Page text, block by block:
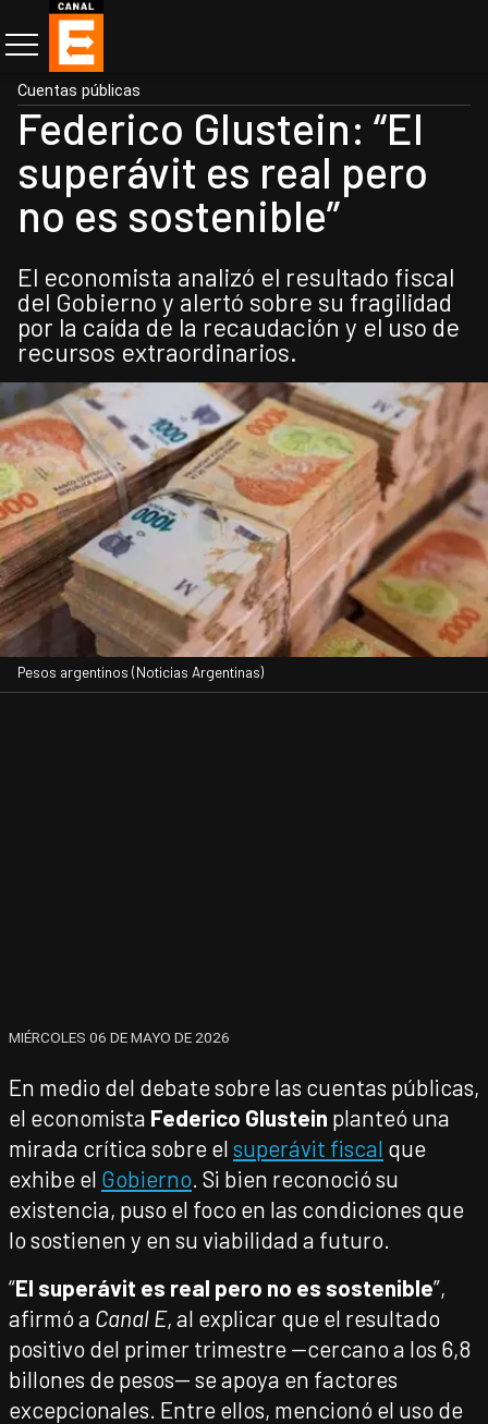
Cuentas públicas
Federico Glustein: “El
superávit es real pero
no es sostenible”
El economista analizó el resultado fiscal
del Gobierno y alertó sobre su fragilidad
por la caída de la recaudación y el uso de
recursos extraordinarios.
Pesos argentinos (Noticias Argentinas)
MIÉRCOLES 06 DE MAYO DE 2026
En medio del debate sobre las cuentas públicas,
el economista Federico Glustein planteó una
mirada crítica sobre el superávit fiscal que
exhibe el Gobierno. Si bien reconoció su
existencia, puso el foco en las condiciones que
lo sostienen y en su viabilidad a futuro.
“El superávit es real pero no es sostenible”,
afirmó a Canal E, al explicar que el resultado
positivo del primer trimestre —cercano a los 6,8
billones de pesos— se apoya en factores
excepcionales. Entre ellos, mencionó el uso de